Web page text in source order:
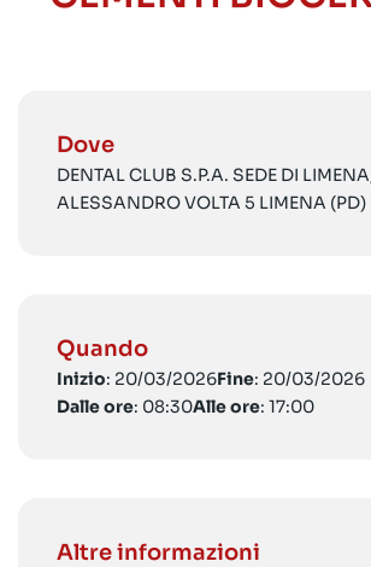
Dove
DENTAL CLUB S.P.A. SEDE DI
ALESSANDRO VOLTA 5 LIMENA (PD)
Quando
Inizio: 20/03/2026Fine: 20/03/2026
Dalle ore: 08:30Alle ore: 17:00
Altre informazioni